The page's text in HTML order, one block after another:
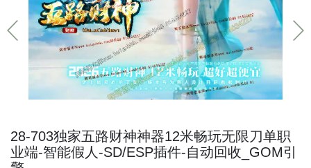
28-703独家五路财神神器12米畅玩无限刀单职
业端-智能假人-SD/ESP插件-自动回收_GOM引